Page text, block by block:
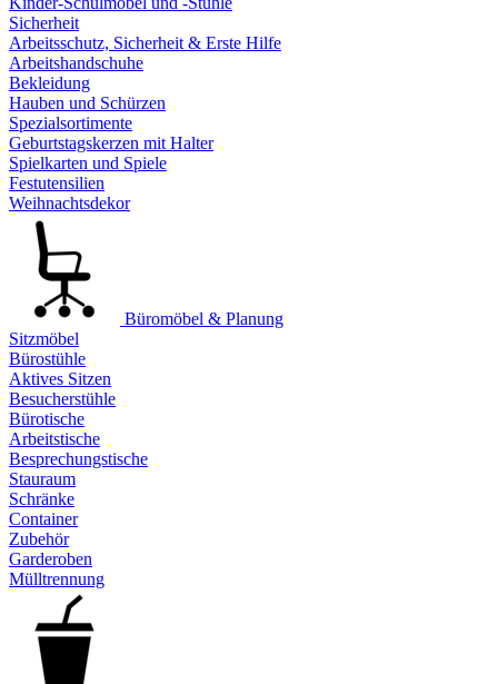
Sicherheit
Arbeitsschutz, Sicherheit & Erste Hilfe
Arbeitshandschuhe
Bekleidung
Hauben und Schürzen
Spezialsortimente
Geburtstagskerzen mit Halter
Spielkarten und Spiele
Festutensilien
Weihnachtsdekor
Büromöbel & Planung
Sitzmöbel
Bürostühle
Aktives Sitzen
Besucherstühle
Bürotische
Arbeitstische
Besprechungstische
Stauraum
Schränke
Container
Zubehör
Garderoben
Mülltrennung